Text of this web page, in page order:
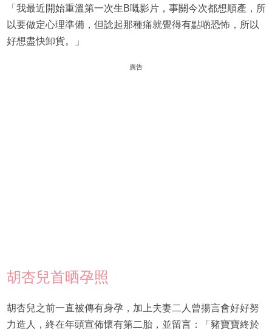
「我最近開始重溫第一次生B嘅影片，事關今次都想順產，所
以要做定心理準備，但諗起那種痛就覺得有點啲恐怖，所以
好想盡快卸貨。」
廣告
胡杏兒首晒孕照
胡杏兒之前一直被傳有身孕，加上夫妻二人曾揚言會好好努
力造人，終在年頭宣佈懷有第二胎，並留言：「豬寶寶終於